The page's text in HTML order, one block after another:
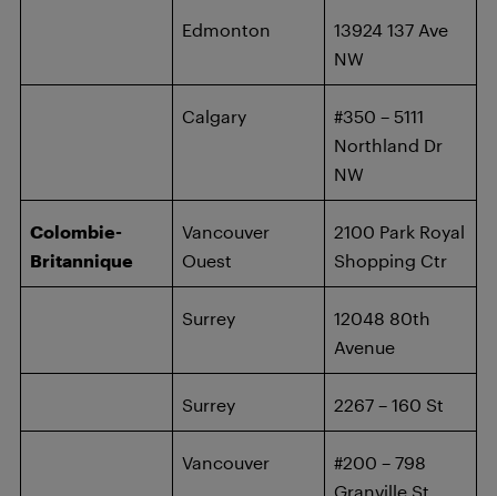
Edmonton
13924 137 Ave
NW
Calgary
#350 – 5111
Northland Dr
NW
Colombie-
Britannique
Vancouver
Ouest
2100 Park Royal
Shopping Ctr
Surrey
12048 80th
Avenue
Surrey 2267 – 160 St
Vancouver
#200 – 798
Granville St